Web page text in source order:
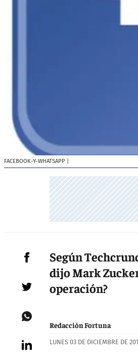
FACEBOOK-Y-WHATSAPP
Según
dijo Mark
operación?
Redacción Fortuna
LUNES 03 DE DICIEMBRE DE